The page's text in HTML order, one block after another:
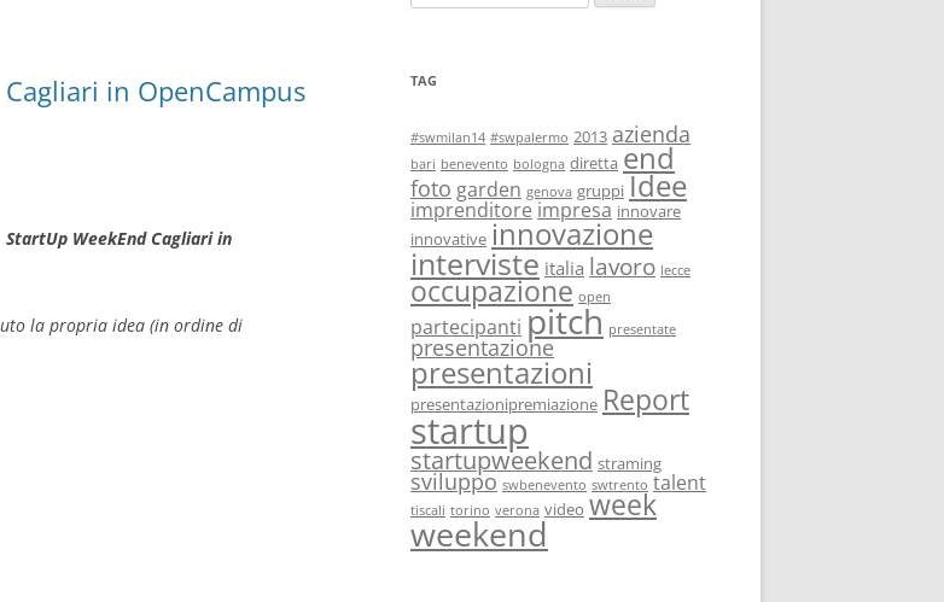
in OpenCampus
WeekEnd Cagliari in
la propria idea (in ordine di
per:
TAG
#swmilan14 #swpalermo 2013 azienda
bari benevento bologna diretta end
foto garden genova gruppi Idee
imprenditore impresa innovare
innovative innovazione
interviste italia lavoro lecce
occupazione open
partecipanti pitch presentate
presentazione
presentazioni
presentazionipremiazione Report
startup
startupweekend straming
sviluppo swbenevento swtrento talent
tiscali torino verona video week
weekend